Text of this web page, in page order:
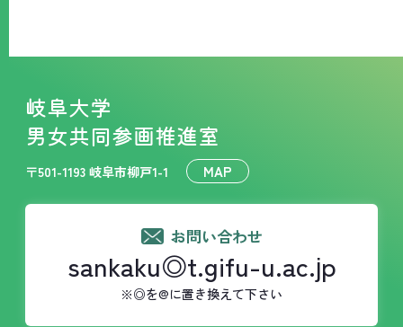
岐阜大学
男女共同参画推進室
〒501-1193 岐阜市柳戸1-1 MAP
お問い合わせ
sankaku◎t.gifu-u.ac.jp
※◎を@に置き換えて下さい